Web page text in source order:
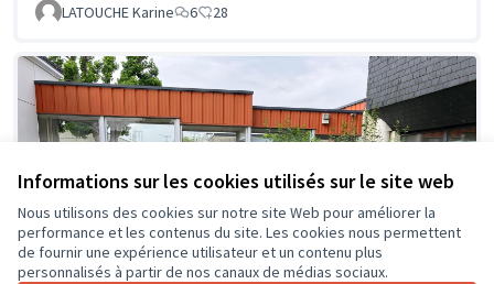
Informations sur les cookies utilisés sur le site web
Nous utilisons des cookies sur notre site Web pour améliorer la
performance et les contenus du site. Les cookies nous permettent
de fournir une expérience utilisateur et un contenu plus
personnalisés à partir de nos canaux de médias sociaux.
LATOUCHE Karine
6 28